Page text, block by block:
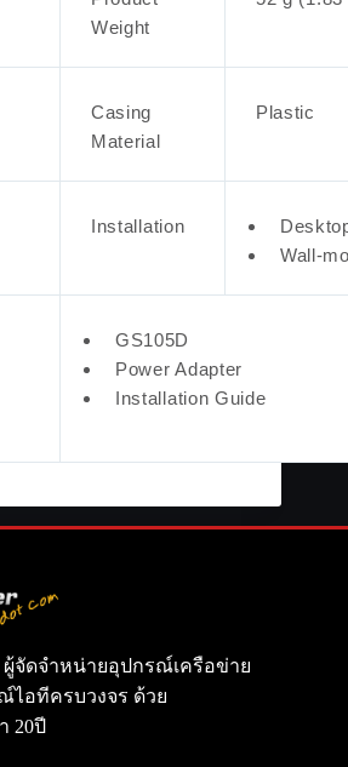
Weight
Casing
Material
Plastic
Installation
Wall-
GS105D
Power Adapter
Installation Guide
ผู้จัดจำหน่ายอุปกรณ์เครือข่าย
อทีครบวงจร ด้วย
20ปี